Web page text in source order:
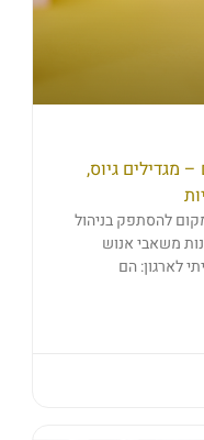
מגדילים גיוס,
להסתפק בניהול
משאבי אנוש
לארגון: הם